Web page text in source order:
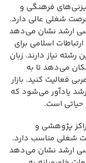
فرهنگی و
شغلی عالی دارد.
ارشد نشان می‌دهد
اسلامی برای
نیاز دارند. زبان
می‌دهد تا به
فعالیت کنید. بازار
یادآور می‌شود که
حیاتی است.
پژوهشی و
شغلی مناسب دارد.
ارشد نشان می‌دهد